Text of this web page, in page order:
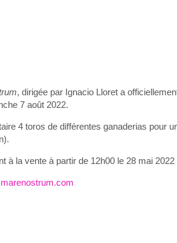
, dirigée par Ignacio Lloret a
7 août 2022.
4 toros de différentes ganaderias pour
à la vente à partir de 12h00 le 28 mai